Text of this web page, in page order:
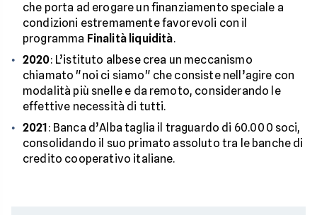
che porta ad erogare un finanziamento speciale a
condizioni estremamente favorevoli con il
programma Finalità liquidità.
2020: L’istituto albese crea un meccanismo
chiamato "noi ci siamo" che consiste nell’agire con
modalità più snelle e da remoto, considerando le
effettive necessità di tutti.
2021: Banca d’Alba taglia il traguardo di 60.000 soci,
consolidando il suo primato assoluto tra le banche di
credito cooperativo italiane.